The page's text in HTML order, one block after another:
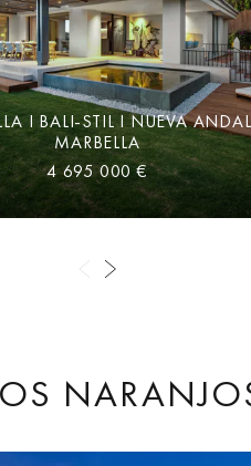
I BALI-STIL I NUEVA
MARBELLA
4 695 000 €